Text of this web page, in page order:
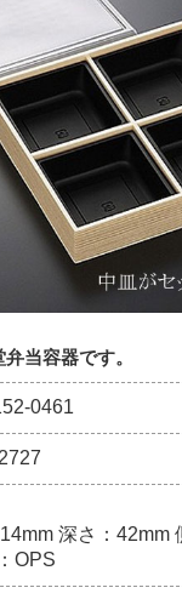
当容器です。
0461
深さ：42mm
OPS